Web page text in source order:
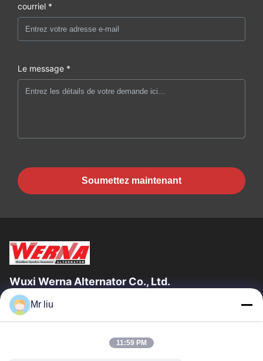
courriel *
Le message *
Soumettez maintenant
Wuxi Werna Alternator Co., Ltd.
Liens Rapides
À Propos De Nous
Mr liu
11:59 PM